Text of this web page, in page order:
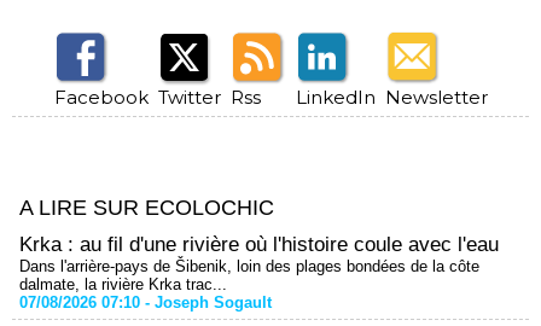
Facebook Twitter Rss LinkedIn Newsletter
A LIRE SUR ECOLOCHIC
Krka : au fil d'une rivière où l'histoire coule avec l'eau
Dans l'arrière-pays de Šibenik, loin des plages bondées de la côte
dalmate, la rivière Krka trac...
07/08/2026 07:10 - Joseph Sogault